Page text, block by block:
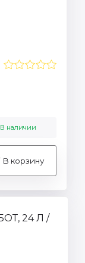
В наличии
В корзину